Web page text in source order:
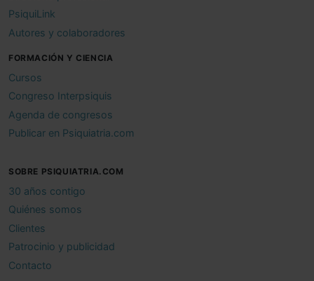
PsiquiLink
Autores y colaboradores
FORMACIÓN Y CIENCIA
Cursos
Congreso Interpsiquis
Agenda de congresos
Publicar en Psiquiatria.com
SOBRE PSIQUIATRIA.COM
30 años contigo
Quiénes somos
Clientes
Patrocinio y publicidad
Contacto